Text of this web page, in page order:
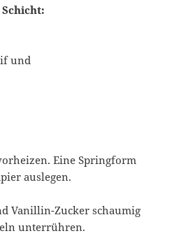
und
Eine Springform
auslegen.
Vanillin-Zucker schaumig
unterrühren.